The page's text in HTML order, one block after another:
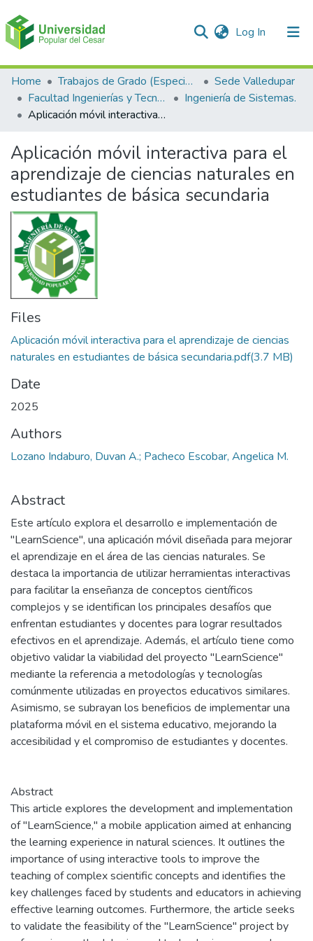
Log In (current)
Communities & Collections
All of DSpace
Home Trabajos de Grado (Especializaciones y Pregrados)
Sede Valledupar
Facultad Ingenierías y Tecnologías
Ingeniería de Sistemas.
Aplicación móvil interactiva para el aprendizaje de ciencias naturales en estudiantes de básica secundaria
Aplicación móvil interactiva para el
aprendizaje de ciencias naturales en
estudiantes de básica secundaria
Files
Aplicación móvil interactiva para el aprendizaje de ciencias
naturales en estudiantes de básica secundaria.pdf(3.7 MB)
Date
2025
Authors
Lozano Indaburo, Duvan A.; Pacheco Escobar, Angelica M.
Abstract
Este artículo explora el desarrollo e implementación de
"LearnScience", una aplicación móvil diseñada para mejorar
el aprendizaje en el área de las ciencias naturales. Se
destaca la importancia de utilizar herramientas interactivas
para facilitar la enseñanza de conceptos científicos
complejos y se identifican los principales desafíos que
enfrentan estudiantes y docentes para lograr resultados
efectivos en el aprendizaje. Además, el artículo tiene como
objetivo validar la viabilidad del proyecto "LearnScience"
mediante la referencia a metodologías y tecnologías
comúnmente utilizadas en proyectos educativos similares.
Asimismo, se subrayan los beneficios de implementar una
plataforma móvil en el sistema educativo, mejorando la
accesibilidad y el compromiso de estudiantes y docentes.
Abstract
This article explores the development and implementation
of "LearnScience," a mobile application aimed at enhancing
the learning experience in natural sciences. It outlines the
importance of using interactive tools to improve the
teaching of complex scientific concepts and identifies the
key challenges faced by students and educators in achieving
effective learning outcomes. Furthermore, the article seeks
to validate the feasibility of the "LearnScience" project by